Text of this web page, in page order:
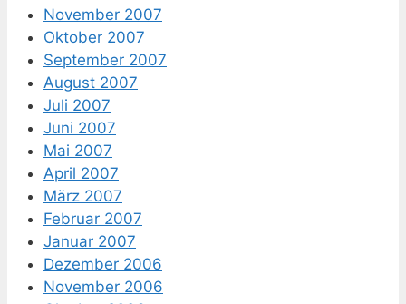
November 2007
Oktober 2007
September 2007
August 2007
Juli 2007
Juni 2007
Mai 2007
April 2007
März 2007
Februar 2007
Januar 2007
Dezember 2006
November 2006